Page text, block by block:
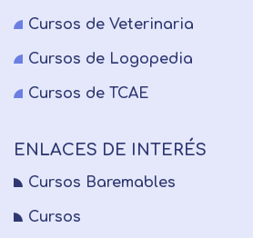
Cursos de Veterinaria
Cursos de Logopedia
Cursos de TCAE
ENLACES DE INTERÉS
Cursos Baremables
Cursos